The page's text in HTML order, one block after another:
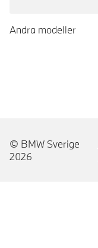
Andra modeller
© BMW Sverige
2026